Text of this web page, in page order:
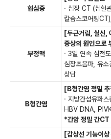
협심증
· 심장 CT (심혈
칼슘스코어링
부정맥
[두근거림, 실신,
증상의 원인으로
· 3일 연속 심전
심장초음파, 유소
상담
B형간염
[B형간염 정밀
· 지방간섬유화
HBV DNA,
*간암 정밀 간CT
[갑상선 기능이상
프리미엄S
· 심
· 저
· 대
· 헬
·
· 말
· 소
· 남
· 뇌
· 영
① 췌
②
프리미엄S
· 대
· 헬
·
· 말
· 소
· 미
· 유
· 골
· 빈
· 난
· 인
· 난